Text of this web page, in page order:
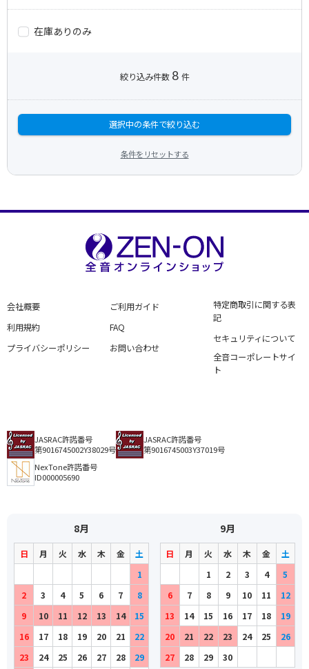
在庫ありのみ
絞り込み件数 8 件
選択中の条件で絞り込む
条件をリセットする
会社概要
利用規約
プライバシーポリシー
ご利用ガイド
FAQ
お問い合わせ
特定商取引に関する表
記
セキュリティについて
全音コーポレートサイ
ト
JASRAC許諾番号
第9016745002Y38029号
JASRAC許諾番号
第9016745003Y37019号
NexTone許諾番号
ID000005690
8月
日 月 火 水 木 金
土
1
2
3 4 5 6 7
8
9
10 11 12 13 14
15
16
17 18 19 20 21
22
23
24 25 26 27 28 29
9月
日 月 火 水 木 金
土
1
2 3 4
5
6
7 8 9 10 11
12
13
14 15 16 17 18
19
20
21 22 23 24 25
26
27
28 29 30